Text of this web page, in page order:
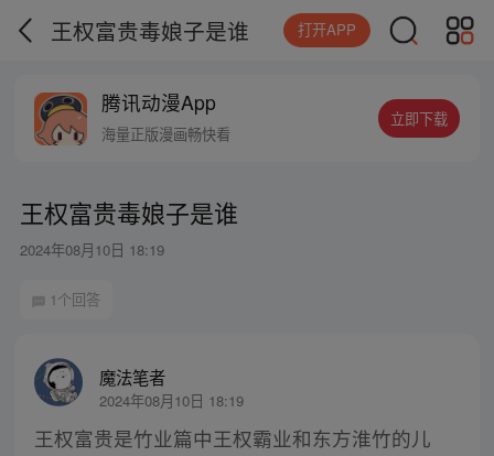
王权富贵毒娘子是谁 打开APP
腾讯动漫App
海量正版漫画畅快看
立即下载
王权富贵毒娘子是谁
2024年08月10日 18:19
1个回答
魔法笔者
2024年08月10日 18:19
王权富贵是竹业篇中王权霸业和东方淮竹的儿